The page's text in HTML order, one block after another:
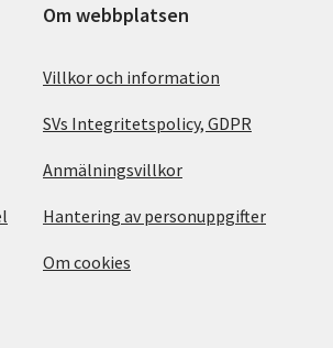
Om webbplatsen
Villkor och information
SVs Integritetspolicy, GDPR
Anmälningsvillkor
Hantering av personuppgifter
Om cookies